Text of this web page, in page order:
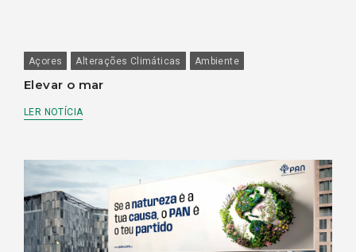
Açores Alterações Climáticas Ambiente
Elevar o mar
LER NOTÍCIA